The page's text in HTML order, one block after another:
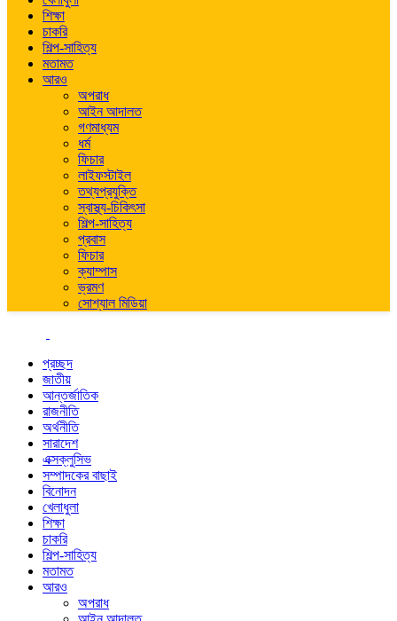
শিক্ষা
চাকরি
শিল্প-সাহিত্য
মতামত
আরও
অপরাধ
আইন আদালত
গণমাধ্যম
ধর্ম
ফিচার
লাইফস্টাইল
তথ্যপ্রযুক্তি
স্বাস্থ্য-চিকিৎসা
শিল্প-সাহিত্য
প্রবাস
ফিচার
ক্যাম্পাস
ভ্রমণ
সোশ্যাল মিডিয়া
প্রচ্ছদ
জাতীয়
আন্তর্জাতিক
রাজনীতি
অর্থনীতি
সারাদেশ
এক্সক্লুসিভ
সম্পাদকের বাছাই
বিনোদন
খেলাধুলা
শিক্ষা
চাকরি
শিল্প-সাহিত্য
মতামত
আরও
অপরাধ